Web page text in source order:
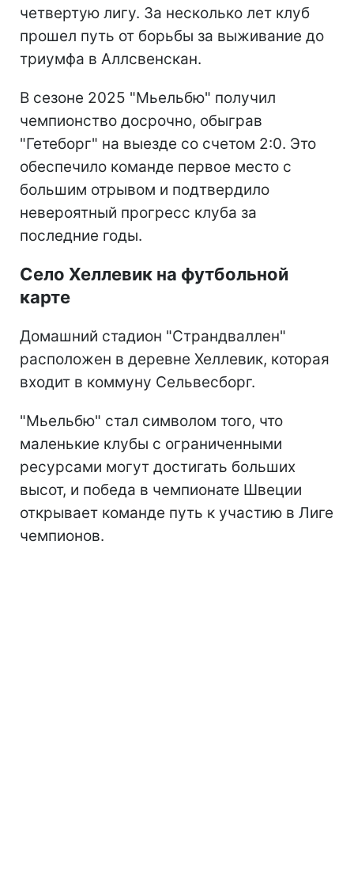
четвертую лигу. За несколько лет клуб
прошел путь от борьбы за выживание до
триумфа в Аллсвенскан.
В сезоне 2025 "Мьельбю" получил
чемпионство досрочно, обыграв
"Гетеборг" на выезде со счетом 2:0. Это
обеспечило команде первое место с
большим отрывом и подтвердило
невероятный прогресс клуба за
последние годы.
Село Хеллевик на футбольной
карте
Домашний стадион "Страндваллен"
расположен в деревне Хеллевик, которая
входит в коммуну Сельвесборг.
"Мьельбю" стал символом того, что
маленькие клубы с ограниченными
ресурсами могут достигать больших
высот, и победа в чемпионате Швеции
открывает команде путь к участию в Лиге
чемпионов.